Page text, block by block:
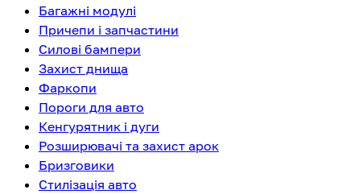
Багажні модулі
Причепи і запчастини
Силові бампери
Захист днища
Фаркопи
Пороги для авто
Кенгурятник і дуги
Розширювачі та захист арок
Бризговики
Стилізація авто